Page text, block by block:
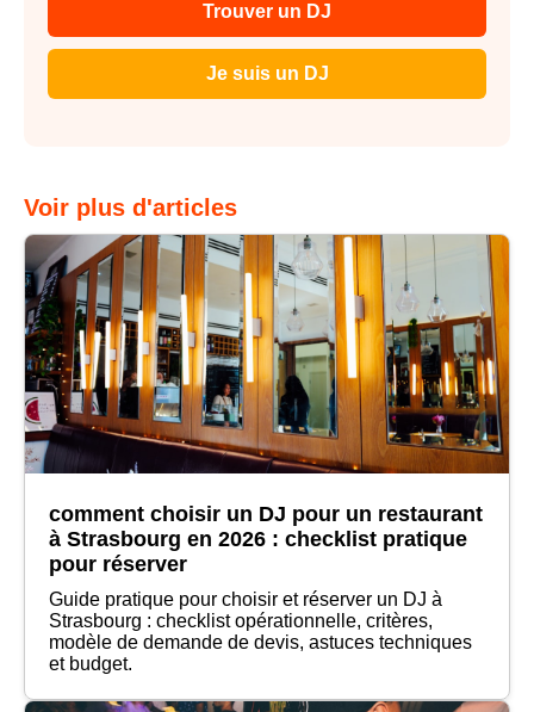
Trouver un DJ
Je suis un DJ
Voir plus d'articles
comment choisir un DJ pour un restaurant
à Strasbourg en 2026 : checklist pratique
pour réserver
Guide pratique pour choisir et réserver un DJ à
Strasbourg : checklist opérationnelle, critères,
modèle de demande de devis, astuces techniques
et budget.